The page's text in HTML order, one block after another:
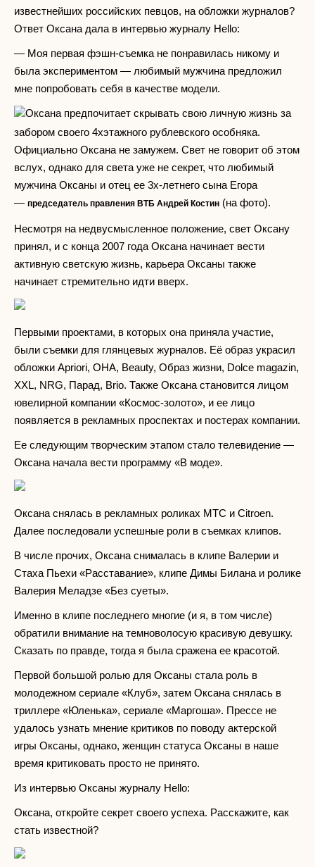
известнейших российских певцов, на обложки журналов?
Ответ Оксана дала в интервью журналу Hello:
— Моя первая фэшн-съемка не понравилась никому и
была экспериментом — любимый мужчина предложил
мне попробовать себя в качестве модели.
Оксана предпочитает скрывать свою личную жизнь за
забором своего 4хэтажного рублевского особняка.
Официально Оксана не замужем. Свет не говорит об этом
вслух, однако для света уже не секрет, что любимый
мужчина Оксаны и отец ее 3х-летнего сына Егора
— председатель правления ВТБ Андрей Костин (на фото).
Несмотря на недвусмысленное положение, свет Оксану
принял, и с конца 2007 года Оксана начинает вести
активную светскую жизнь, карьера Оксаны также
начинает стремительно идти вверх.
Первыми проектами, в которых она приняла участие,
были съемки для глянцевых журналов. Её образ украсил
обложки Apriori, ОНА, Beauty, Образ жизни, Dolce magazin,
XXL, NRG, Парад, Brio. Также Оксана становится лицом
ювелирной компании «Космос-золото», и ее лицо
появляется в рекламных проспектах и постерах компании.
Ее следующим творческим этапом стало телевидение —
Оксана начала вести программу «В моде».
Оксана снялась в рекламных роликах МТС и Citroen.
Далее последовали успешные роли в съемках клипов.
В числе прочих, Оксана снималась в клипе Валерии и
Стаха Пьехи «Расставание», клипе Димы Билана и ролике
Валерия Меладзе «Без суеты».
Именно в клипе последнего многие (и я, в том числе)
обратили внимание на темноволосую красивую девушку.
Сказать по правде, тогда я была сражена ее красотой.
Первой большой ролью для Оксаны стала роль в
молодежном сериале «Клуб», затем Оксана снялась в
триллере «Юленька», сериале «Маргоша». Прессе не
удалось узнать мнение критиков по поводу актерской
игры Оксаны, однако, женщин статуса Оксаны в наше
время критиковать просто не принято.
Из интервью Оксаны журналу Hello:
Оксана, откройте секрет своего успеха. Расскажите, как
стать известной?